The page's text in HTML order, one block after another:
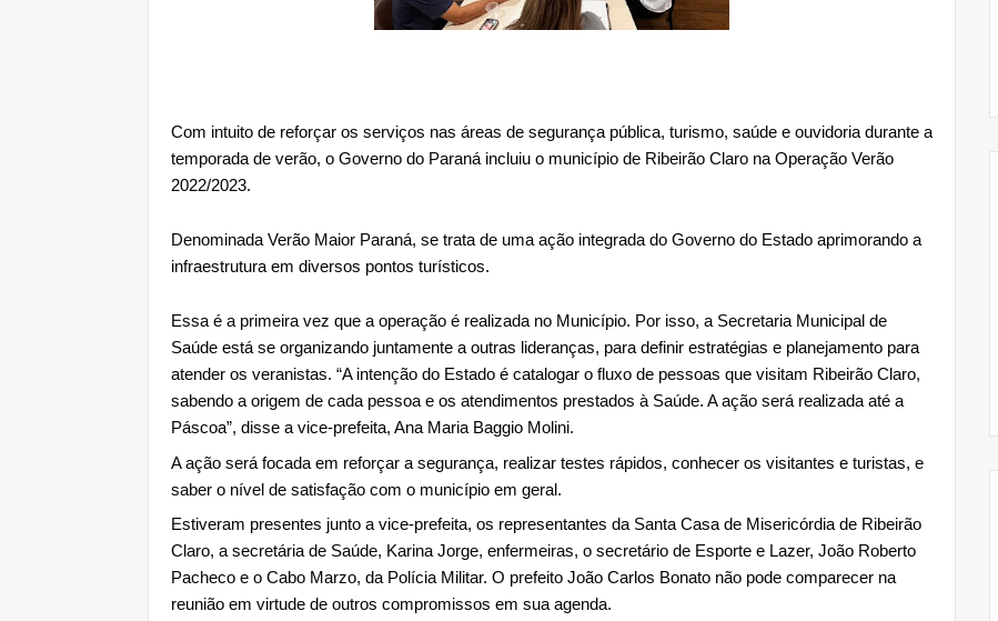
Com intuito de reforçar os serviços nas áreas de segurança pública, turismo, saúde e ouvidoria durante a
temporada de verão, o Governo do Paraná incluiu o município de Ribeirão Claro na Operação Verão
2022/2023.
Denominada Verão Maior Paraná, se trata de uma ação integrada do Governo do Estado aprimorando a
infraestrutura em diversos pontos turísticos.
Essa é a primeira vez que a operação é realizada no Município. Por isso, a Secretaria Municipal de
Saúde está se organizando juntamente a outras lideranças, para definir estratégias e planejamento para
atender os veranistas. “A intenção do Estado é catalogar o fluxo de pessoas que visitam Ribeirão Claro,
sabendo a origem de cada pessoa e os atendimentos prestados à Saúde. A ação será realizada até a
Páscoa”, disse a vice-prefeita, Ana Maria Baggio Molini.
A ação será focada em reforçar a segurança, realizar testes rápidos, conhecer os visitantes e turistas, e
saber o nível de satisfação com o município em geral.
Estiveram presentes junto a vice-prefeita, os representantes da Santa Casa de Misericórdia de Ribeirão
Claro, a secretária de Saúde, Karina Jorge, enfermeiras, o secretário de Esporte e Lazer, João Roberto
Pacheco e o Cabo Marzo, da Polícia Militar. O prefeito João Carlos Bonato não pode comparecer na
reunião em virtude de outros compromissos em sua agenda.